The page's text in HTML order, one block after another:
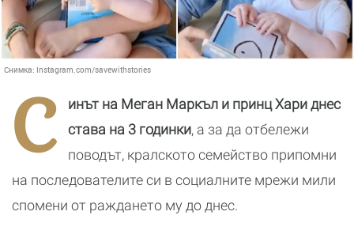
Снимка: Instagram.com/savewithstories
С
инът на Меган Маркъл и принц Хари днес
става на 3 годинки, а за да отбележи
поводът, кралското семейство припомни
на последователите си в социалните мрежи мили
спомени от раждането му до днес.